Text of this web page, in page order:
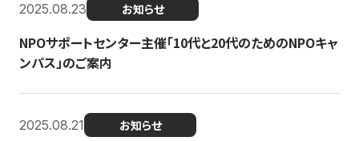
2025.08.23 お知らせ
NPOサポートセンター主催「10代と20代のためのNPOキャ
ンパス」のご案内
2025.08.21 お知らせ